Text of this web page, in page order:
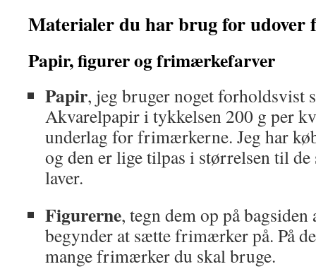
Materialer du har brug for
Papir, figurer og frimærkefarver
Papir, jeg bruger noget forholdsvist
Akvarelpapir i tykkelsen 200 g per
underlag for frimærkerne. Jeg har
og den er lige tilpas i størrelsen til
laver.
Figurerne, tegn dem op på
begynder at sætte frimærker på. På
mange frimærker du skal bruge.